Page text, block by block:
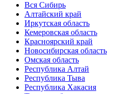
Вся Сибирь
Алтайский край
Иркутская область
Кемеровская область
Красноярский край
Новосибирская область
Омская область
Республика Алтай
Республика Тыва
Республика Хакасия